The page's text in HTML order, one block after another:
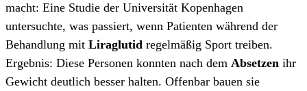
macht: Eine Studie der Universität Kopenhagen
untersuchte, was passiert, wenn Patienten während der
Behandlung mit Liraglutid regelmäßig Sport treiben.
Ergebnis: Diese Personen konnten nach dem Absetzen ihr
Gewicht deutlich besser halten. Offenbar bauen sie